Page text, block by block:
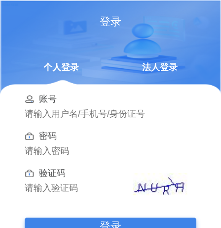
登录
个人登录 法人登录
账号
密码
验证码